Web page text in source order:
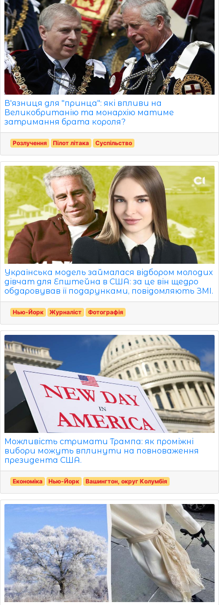
В'язниця для "принца": які впливи на
Великобританію та монархію матиме
затримання брата короля?
Розлучення Пілот літака Суспільство
Українська модель займалася відбором молодих
дівчат для Епштейна в США: за це він щедро
обдаровував її подарунками, повідомляють ЗМІ.
Нью-Йорк Журналіст Фотографія
Можливість стримати Трампа: як проміжні
вибори можуть вплинути на повноваження
президента США.
Економіка Нью-Йорк Вашингтон, округ Колумбія